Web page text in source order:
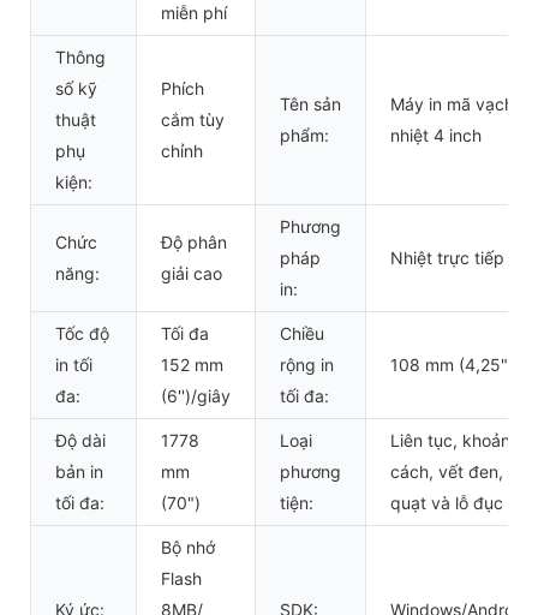
miễn phí
Thông
số kỹ
thuật
phụ
kiện:
Phích
cắm tùy
chỉnh
Tên sản
phẩm:
Máy in mã vạch
nhiệt 4 inch
Chức
năng:
Độ phân
giải cao
Phương
pháp
in:
Nhiệt trực tiếp
Tốc độ
in tối
đa:
Tối đa
152 mm
(6'')/giây
Chiều
rộng in
tối đa:
108 mm (4,25")
Độ dài
bản in
tối đa:
1778
mm
(70")
Loại
phương
tiện:
Liên tục, khoảng
cách, vết đen, gấp
quạt và lỗ đục
Ký ức:
Bộ nhớ
Flash
8MB/
SDK: Windows/Android/